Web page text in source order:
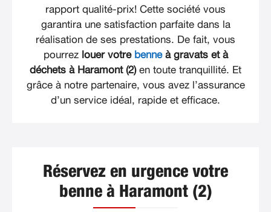
rapport qualité-prix! Cette société vous
garantira une satisfaction parfaite dans la
réalisation de ses prestations. De fait, vous
pourrez louer votre benneà gravats et à
déchets à Haramont (2)en toute tranquillité. Et
grâce à notre partenaire, vous avez l’assurance
d’un service idéal, rapide et efficace.
Réservez en urgence votre
benne à Haramont (2)